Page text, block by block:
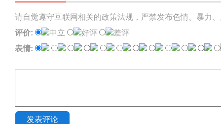
请自觉遵守互联网相关的政策法规，严禁发布色情、暴力
评价:
中立 好评
差评
表情:
发表评论